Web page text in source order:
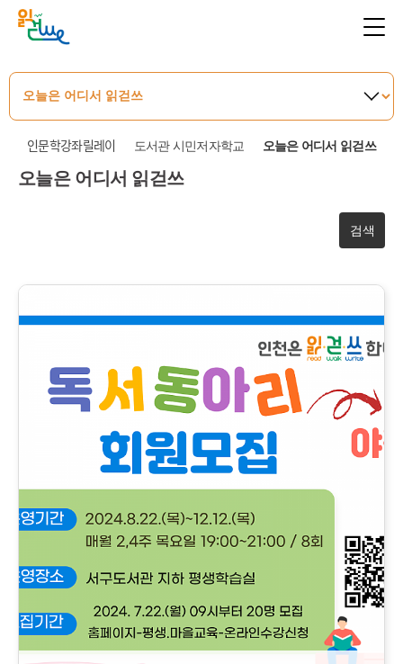
인문학강좌릴레이 도서관 시민저자학교 오늘은 어디서 읽걷쓰
오늘은 어디서 읽걷쓰
검색